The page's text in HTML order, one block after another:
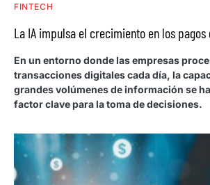
FINTECH
La IA impulsa el crecimiento en los
En un entorno donde las empresas
transacciones digitales cada día, la
grandes volúmenes de información se
factor clave para la toma de decisiones.